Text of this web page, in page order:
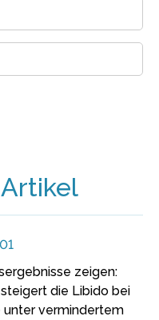
zeigen:
die Libido bei
unter vermindertem